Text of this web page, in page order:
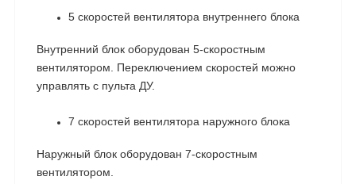
5 скоростей вентилятора внутреннего блока
Внутренний блок оборудован 5-скоростным
вентилятором. Переключением скоростей можно
управлять с пульта ДУ.
7 скоростей вентилятора наружного блока
Наружный блок оборудован 7-скоростным
вентилятором.